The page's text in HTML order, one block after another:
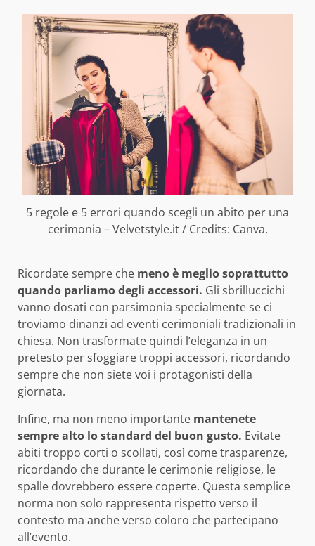
5 regole e 5 errori quando scegli un abito per una
cerimonia – Velvetstyle.it / Credits: Canva.
Ricordate sempre che meno è meglio soprattutto
quando parliamo degli accessori. Gli sbrilluccichi
vanno dosati con parsimonia specialmente se ci
troviamo dinanzi ad eventi cerimoniali tradizionali in
chiesa. Non trasformate quindi l’eleganza in un
pretesto per sfoggiare troppi accessori, ricordando
sempre che non siete voi i protagonisti della
giornata.
Infine, ma non meno importante mantenete
sempre alto lo standard del buon gusto. Evitate
abiti troppo corti o scollati, così come trasparenze,
ricordando che durante le cerimonie religiose, le
spalle dovrebbero essere coperte. Questa semplice
norma non solo rappresenta rispetto verso il
contesto ma anche verso coloro che partecipano
all’evento.